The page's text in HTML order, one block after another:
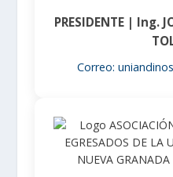
PRESIDENTE | Ing.
Correo: